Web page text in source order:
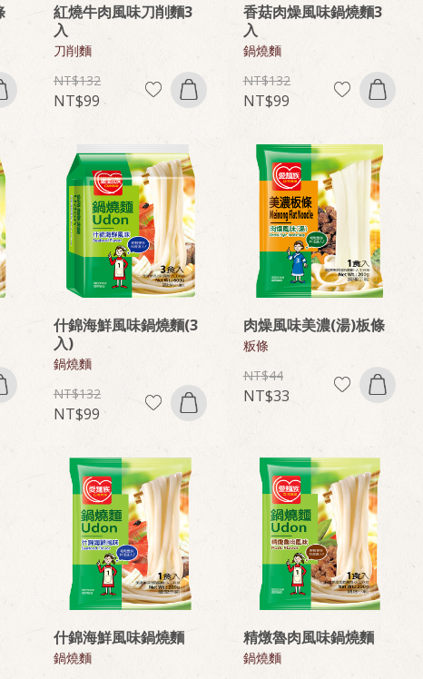
紅燒牛肉風味刀削麵3
入
刀削麵
132
99
香菇肉燥風味鍋燒麵3
入
鍋燒麵
132
99
什錦海鮮風味鍋燒麵(3
入)
鍋燒麵
132
99
肉燥風味美濃(湯)板條
粄條
44
33
什錦海鮮風味鍋燒麵
鍋燒麵
精燉魯肉風味鍋燒麵
鍋燒麵